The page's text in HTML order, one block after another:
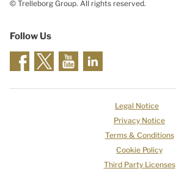
© Trelleborg Group. All rights reserved.
Follow Us
Legal Notice
Privacy Notice
Terms & Conditions
Cookie Policy
Third Party Licenses